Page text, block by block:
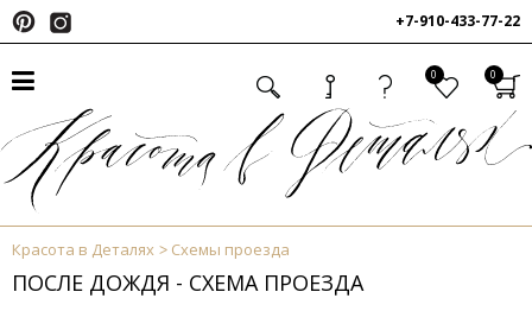
+7-910-433-77-22
0 0
Красота в Деталях Схемы проезда
ПОСЛЕ ДОЖДЯ - СХЕМА ПРОЕЗДА